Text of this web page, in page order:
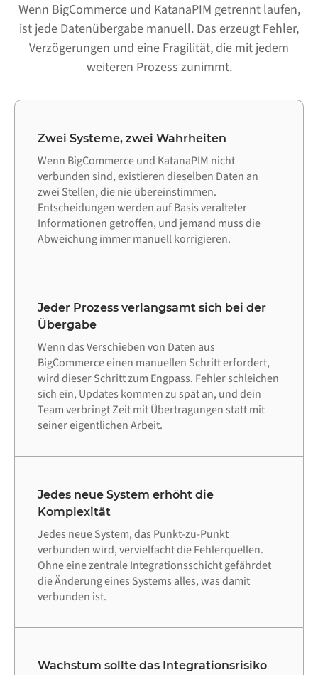
Wenn BigCommerce und KatanaPIM getrennt laufen,
ist jede Datenübergabe manuell. Das erzeugt Fehler,
Verzögerungen und eine Fragilität, die mit jedem
weiteren Prozess zunimmt.
Zwei Systeme, zwei Wahrheiten
Wenn BigCommerce und KatanaPIM nicht
verbunden sind, existieren dieselben Daten an
zwei Stellen, die nie übereinstimmen.
Entscheidungen werden auf Basis veralteter
Informationen getroffen, und jemand muss die
Abweichung immer manuell korrigieren.
Jeder Prozess verlangsamt sich bei der
Übergabe
Wenn das Verschieben von Daten aus
BigCommerce einen manuellen Schritt erfordert,
wird dieser Schritt zum Engpass. Fehler schleichen
sich ein, Updates kommen zu spät an, und dein
Team verbringt Zeit mit Übertragungen statt mit
seiner eigentlichen Arbeit.
Jedes neue System erhöht die
Komplexität
Jedes neue System, das Punkt-zu-Punkt
verbunden wird, vervielfacht die Fehlerquellen.
Ohne eine zentrale Integrationsschicht gefährdet
die Änderung eines Systems alles, was damit
verbunden ist.
Wachstum sollte das Integrationsrisiko